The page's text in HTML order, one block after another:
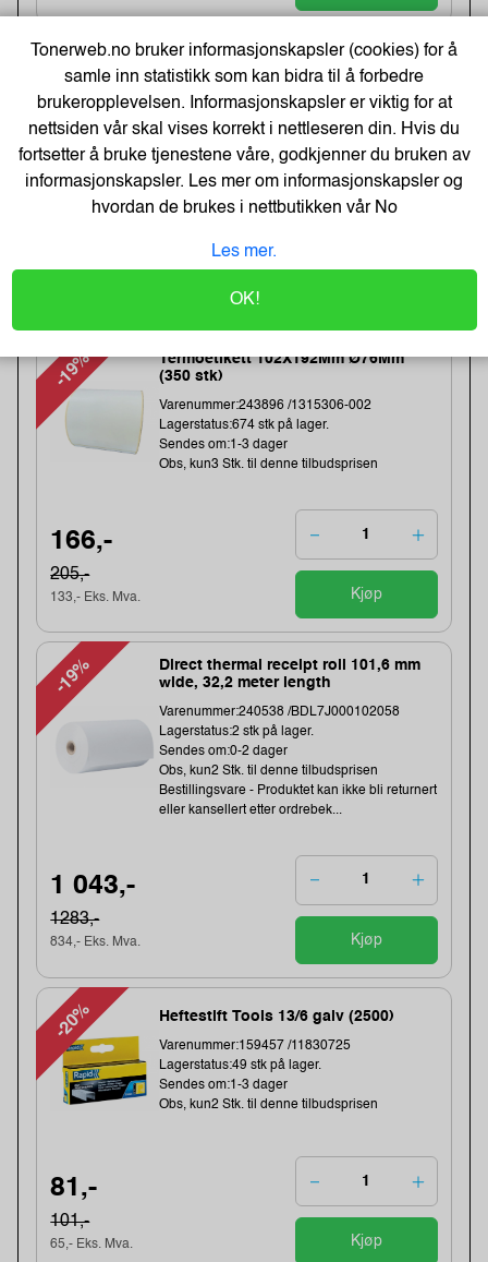
-27% Meeting Charts m/30 ark 63,5x77,4 (2)
Varenummer:106358 /7000050153
Lagerstatus:3 stk på lager.
Sendes om:0-2 dager
Obs, kun3 Stk. til denne tilbudsprisen
928,-
-19%
Termoetikett 102X192Mm Ø76Mm
(350 stk)
Varenummer:243896 /1315306-002
Lagerstatus:674 stk på lager.
Sendes om:1-3 dager
Obs, kun3 Stk. til denne tilbudsprisen
166,-
205,-
133,- Eks. Mva. Kjøp
-19%
Direct thermal receipt roll 101,6 mm
wide, 32,2 meter length
Varenummer:240538 /BDL7J000102058
Lagerstatus:2 stk på lager.
Sendes om:0-2 dager
Obs, kun2 Stk. til denne tilbudsprisen
Bestillingsvare - Produktet kan ikke bli returnert
eller kansellert etter ordrebek...
1 043,-
1283,-
834,- Eks. Mva. Kjøp
-20% Heftestift Tools 13/6 galv (2500)
Varenummer:159457 /11830725
Lagerstatus:49 stk på lager.
Sendes om:1-3 dager
Obs, kun2 Stk. til denne tilbudsprisen
81,-
101,-
65,- Eks. Mva. Kjøp
Tonerweb.no bruker informasjonskapsler (cookies) for å
samle inn statistikk som kan bidra til å forbedre
brukeropplevelsen. Informasjonskapsler er viktig for at
nettsiden vår skal vises korrekt i nettleseren din. Hvis du
fortsetter å bruke tjenestene våre, godkjenner du bruken av
informasjonskapsler. Les mer om informasjonskapsler og
hvordan de brukes i nettbutikken vårNo
Les mer.
OK!